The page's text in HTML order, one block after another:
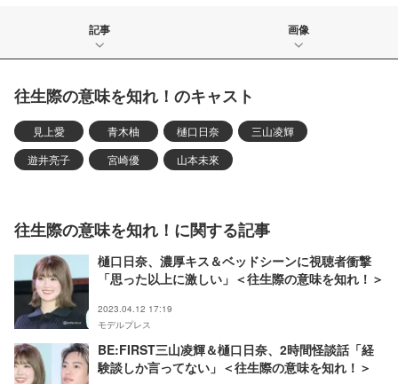
記事 画像
往生際の意味を知れ！のキャスト
見上愛 青木柚 樋口日奈
三山凌輝
遊井亮子
宮崎優 山本未來
往生際の意味を知れ！に関する記事
樋口日奈、濃厚キス＆ベッドシーンに視聴者衝撃
「思った以上に激しい」＜往生際の意味を知れ！＞
2023.04.12 17:19
モデルプレス
BE:FIRST三山凌輝＆樋口日奈、2時間怪談話「経
験談しか言ってない」＜往生際の意味を知れ！＞